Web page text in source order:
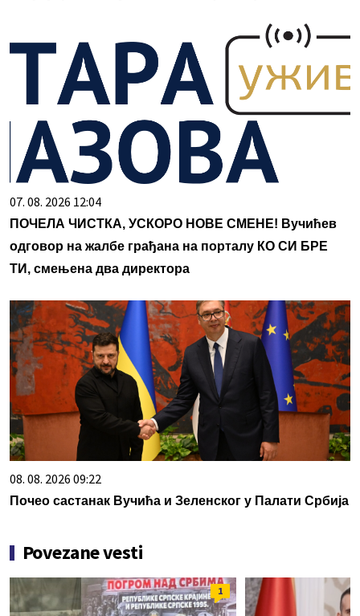
07. 08. 2026 12:04
ПОЧЕЛА ЧИСТКА, УСКОРО НОВЕ СМЕНЕ! Вучићев
одговор на жалбе грађана на порталу КО СИ БРЕ
ТИ, смењена два директора
08. 08. 2026 09:22
Почео састанак Вучића и Зеленског у Палати Србија
Povezane vesti
1